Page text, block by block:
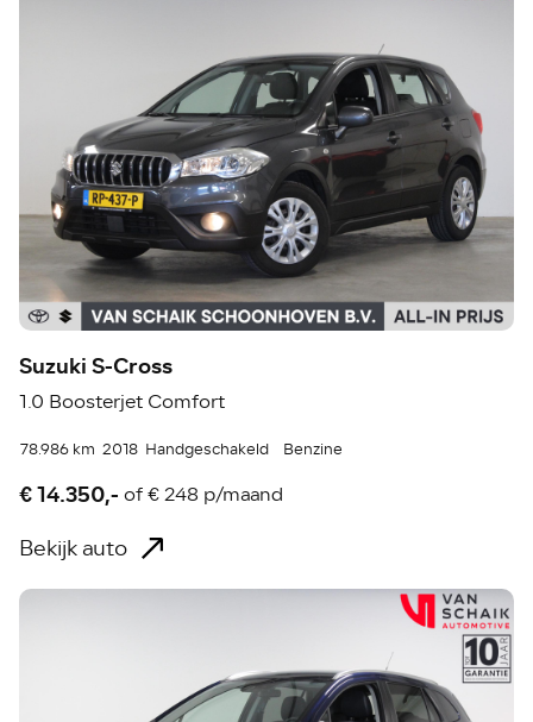
Suzuki S-Cross
1.0 Boosterjet Comfort
78.986 km 2018 Handgeschakeld Benzine
€ 14.350,- of€ 248 p/maand
Bekijk auto